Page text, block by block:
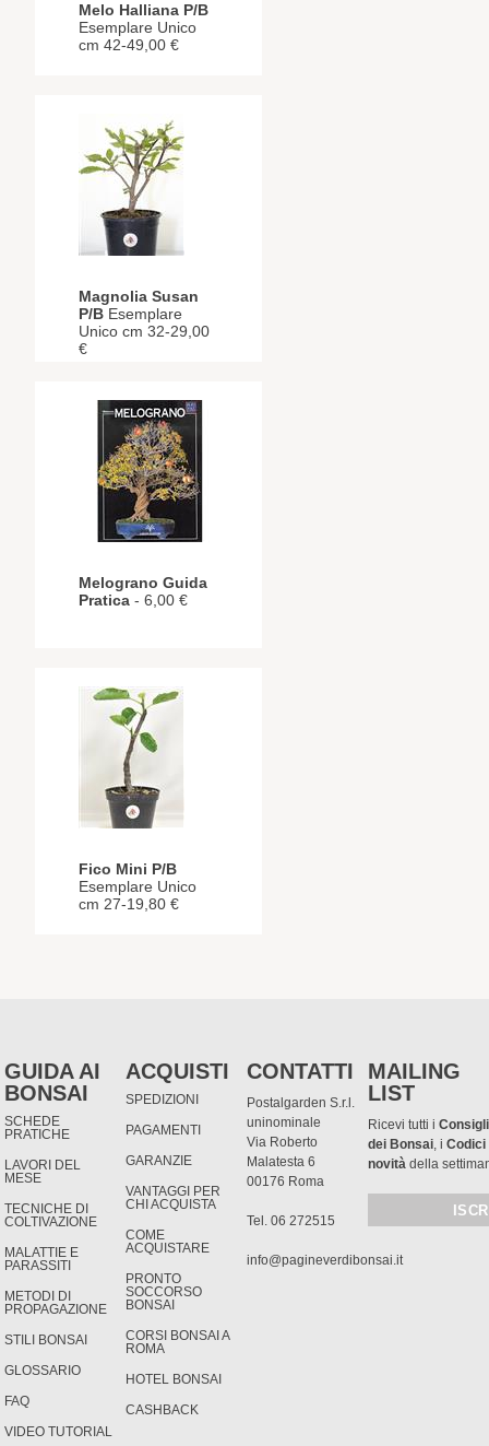
Melo Halliana P/B
Esemplare Unico
cm 42-49,00 €
Magnolia Susan
P/B Esemplare
Unico cm 32-29,00
€
Melograno Guida
Pratica - 6,00 €
Fico Mini P/B
Esemplare Unico
cm 27-19,80 €
GUIDA AI
BONSAI
SCHEDE
PRATICHE
LAVORI DEL
MESE
TECNICHE DI
COLTIVAZIONE
MALATTIE E
PARASSITI
METODI DI
PROPAGAZIONE
STILI BONSAI
GLOSSARIO
FAQ
VIDEO TUTORIAL
ACQUISTI
SPEDIZIONI
PAGAMENTI
GARANZIE
VANTAGGI PER
CHI ACQUISTA
COME
ACQUISTARE
PRONTO
SOCCORSO
BONSAI
CORSI BONSAI A
ROMA
HOTEL BONSAI
CASHBACK
CONTATTI
Postalgarden S.r.l.
uninominale
Via Roberto
Malatesta 6
00176 Roma
Tel. 06 272515
info@pagineverdibonsai.it
MAILING
LIST
Ricevi tutti i
dei Bonsai, iCodici
novità della